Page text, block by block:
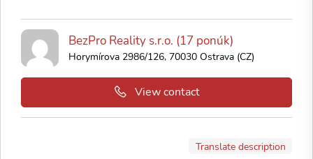
BezPro Reality s.r.o. (17 ponúk)
Horymírova 2986/126, 70030 Ostrava (CZ)
View contact
Translate description